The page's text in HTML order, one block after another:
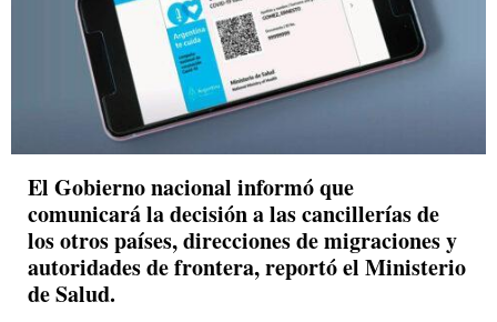
El Gobierno nacional informó que
comunicará la decisión a las cancillerías de
los otros países, direcciones de migraciones y
autoridades de frontera, reportó el Ministerio
de Salud.